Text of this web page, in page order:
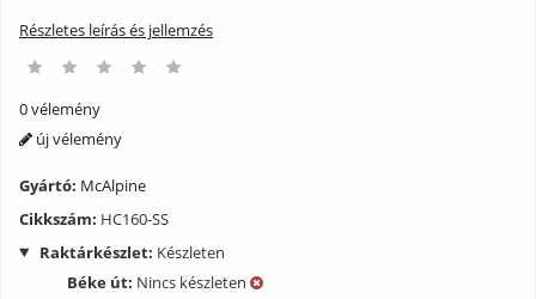
Részletes leírás és jellemzés
0 vélemény
új vélemény
Gyártó: McAlpine
Cikkszám: HC160-SS
Raktárkészlet: Készleten
Béke út: Nincs készleten